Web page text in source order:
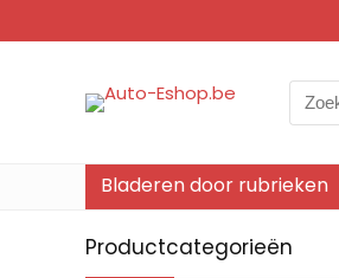
Search
for:
Bladeren door rubrieken
Productcategorieën